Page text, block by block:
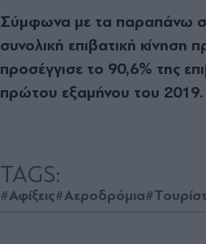
Σύμφωνα με τα παραπάνω
συνολική επιβατική
προσέγγισε το 90,6% της
πρώτου εξαμήνου του 2019.
TAGS:
#Αφίξεις#Αεροδρόμια